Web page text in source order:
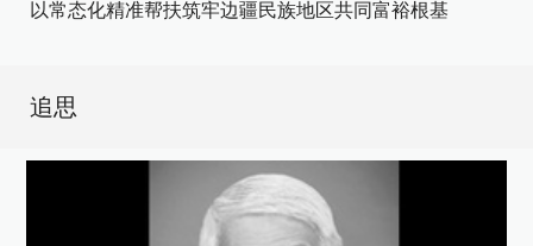
以常态化精准帮扶筑牢边疆民族地区共同富裕根基
追思